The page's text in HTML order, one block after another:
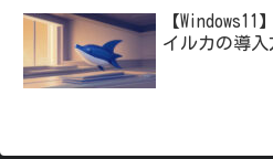
【
イルカの導入